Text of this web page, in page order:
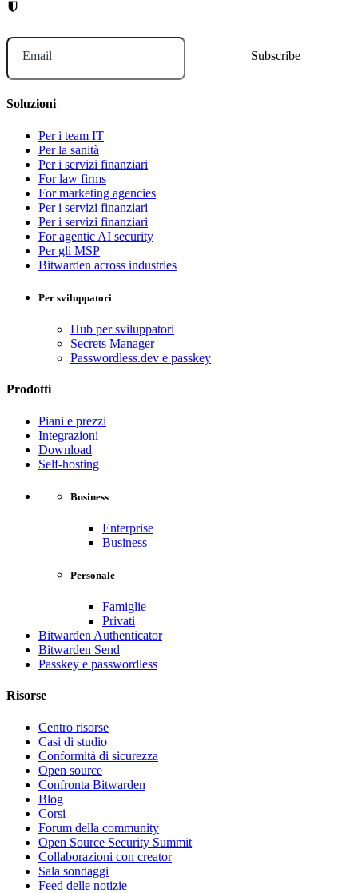
Email
Soluzioni
Per i team IT
Per la sanità
Per i servizi finanziari
For law firms
For marketing agencies
Per i servizi finanziari
Per i servizi finanziari
For agentic AI security
Per gli MSP
Bitwarden across industries
Per sviluppatori
Hub per sviluppatori
Secrets Manager
Passwordless.dev e passkey
Prodotti
Piani e prezzi
Integrazioni
Download
Self-hosting
Business
Enterprise
Business
Personale
Famiglie
Privati
Bitwarden Authenticator
Bitwarden Send
Passkey e passwordless
Risorse
Centro risorse
Casi di studio
Conformità di sicurezza
Open source
Confronta Bitwarden
Blog
Corsi
Forum della community
Open Source Security Summit
Collaborazioni con creator
Sala sondaggi
Feed delle notizie